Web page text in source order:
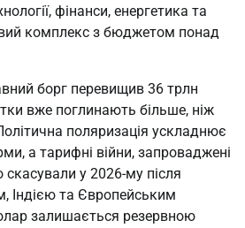
фінанси, енергетика та
комплекс з бюджетом понад
борг перевищив 36 трлн
вже поглинають більше, ніж
поляризація ускладнює
а тарифні війни, запроваджені
скасували у 2026-му після
Індією та Європейським
залишається резервною